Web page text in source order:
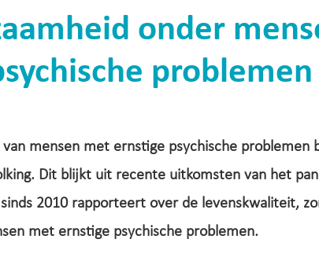
onder
problemen
mensen met ernstige psychische problemen
Dit blijkt uit recente uitkomsten van het
2010 rapporteert over de levenskwaliteit,
met ernstige psychische problemen.